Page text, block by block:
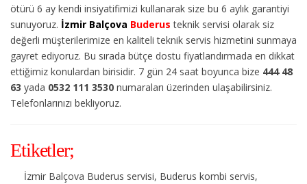
ötürü 6 ay kendi insiyatifimizi kullanarak size bu 6 aylık garantiyi
sunuyoruz. İzmir Balçova Buderus teknik servisi olarak siz
değerli müşterilerimize en kaliteli teknik servis hizmetini sunmaya
gayret ediyoruz. Bu sırada bütçe dostu fiyatlandırmada en dikkat
ettiğimiz konulardan birisidir. 7 gün 24 saat boyunca bize 444 48
63 yada 0532 111 3530 numaraları üzerinden ulaşabilirsiniz.
Telefonlarınızı bekliyoruz.
Etiketler;
İzmir Balçova Buderus servisi, Buderus kombi servis,